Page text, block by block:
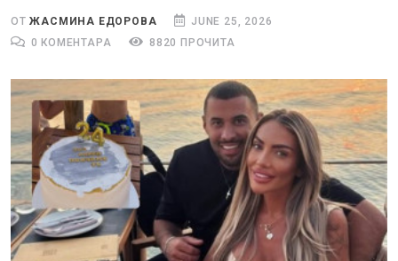
ОТЖАСМИНА ЕДОРОВА
JUNE 25, 2026
0 КОМЕНТАРА
8820 ПРОЧИТА